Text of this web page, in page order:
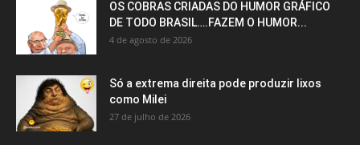
OS COBRAS CRIADAS DO HUMOR GRÁFICO
DE TODO BRASIL….FAZEM O HUMOR...
4 de agosto de 2026
Só a extrema direita pode produzir lixos
como Milei
27 de julho de 2026